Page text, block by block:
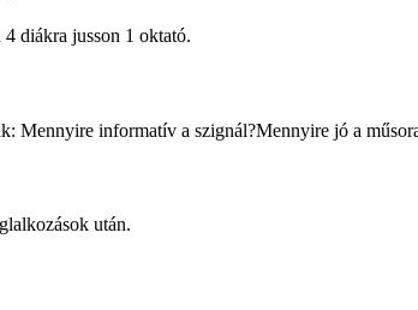
diákra jusson 1 oktató.
Mennyire informatív a szignál?Mennyire jó a
után.